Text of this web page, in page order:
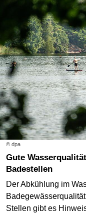
© dpa
Gute Wasserqualität an fast allen Berliner
Badestellen
Der Abkühlung im
Stellen gibt es